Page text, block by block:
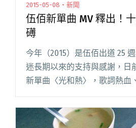
2015-05-08・新聞
伍佰新單曲 MV 釋出！
礡
今年（2015）是伍佰出道 25
迷長期以來的支持與感謝，日
新單曲〈光­和熱〉，歌詞熱血
鄉（伍佰的家鄉）糖廠附近拍
者、工作人員與拍閱讀全文 "